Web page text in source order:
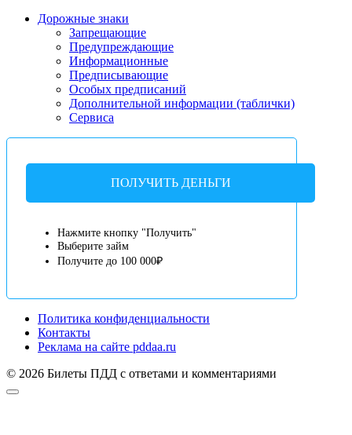
Дорожные знаки
Запрещающие
Предупреждающие
Информационные
Предписывающие
Особых предписаний
Дополнительной информации (таблички)
Сервиса
ПОЛУЧИТЬ ДЕНЬГИ
Нажмите кнопку "Получить"
Выберите займ
Получите до 100 000₽
Политика конфиденциальности
Контакты
Реклама на сайте pddaa.ru
© 2026 Билеты ПДД с ответами и комментариями